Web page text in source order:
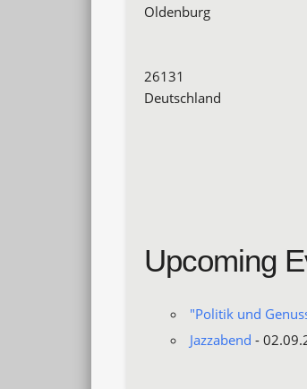
Oldenburg
26131
Deutschland
Upcoming
"Politik und
Jazzabend -